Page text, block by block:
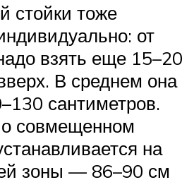
стойки тоже
от
взять еще 15–20
В среднем она
сантиметров.
совмещенном
на
зоны — 86–90 см